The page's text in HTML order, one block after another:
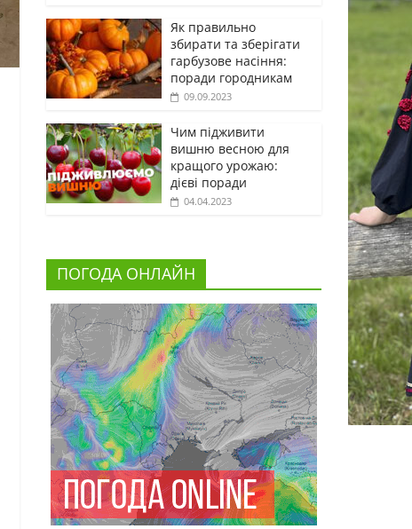
Як правильно
збирати та зберігати
гарбузове насіння:
поради городникам
09.09.2023
Чим підживити
вишню весною для
кращого урожаю:
дієві поради
04.04.2023
ПОГОДА ОНЛАЙН